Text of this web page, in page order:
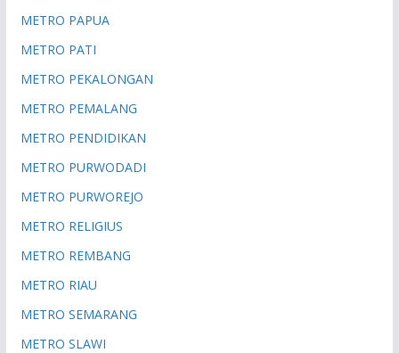
METRO PAPUA
METRO PATI
METRO PEKALONGAN
METRO PEMALANG
METRO PENDIDIKAN
METRO PURWODADI
METRO PURWOREJO
METRO RELIGIUS
METRO REMBANG
METRO RIAU
METRO SEMARANG
METRO SLAWI